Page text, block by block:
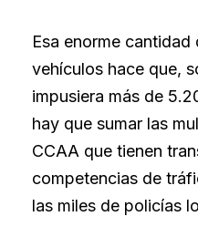
Esa enorme
vehículos hace que,
impusiera más de
hay que sumar las
CCAA que tienen
competencias de
las miles de policías